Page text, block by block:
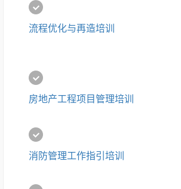
流程优化与再造培训
房地产工程项目管理培训
消防管理工作指引培训